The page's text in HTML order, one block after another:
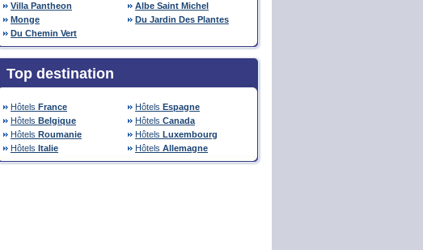
Villa Pantheon
Albe Saint Michel
Monge
Du Jardin Des Plantes
Du Chemin Vert
Top destination
Hôtels France Hôtels Espagne
Hôtels Belgique Hôtels Canada
Hôtels Roumanie Hôtels Luxembourg
Hôtels Italie Hôtels Allemagne